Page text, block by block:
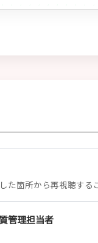
た箇所から再視聴する
管理担当者